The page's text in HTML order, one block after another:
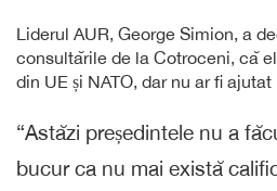
Liderul AUR, George Simion, a
consultările de la Cotroceni, că
din UE și NATO, dar nu ar fi
“Astăzi președintele nu a
bucur ca nu mai există